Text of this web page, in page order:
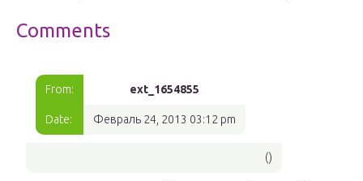
Comments
From: ext_1654855
Date: Февраль 24, 2013 03:12 pm
()